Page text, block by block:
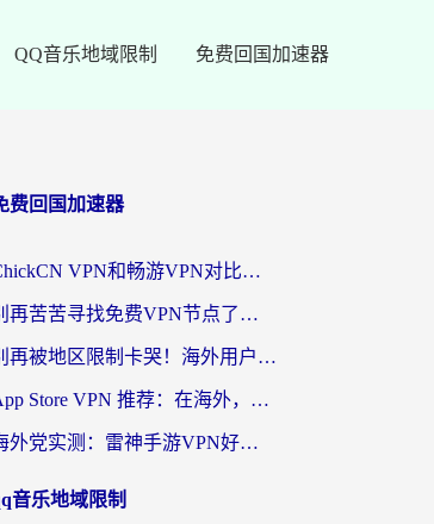
QQ音乐地域限制 免费回国加速器
费回国加速器
ChickCN VPN和畅游VPN对比哪个回国效果更好？海外党必看的回国加速器选择指南
别再苦苦寻找免费VPN节点了，这才是海外访问国内资源的正确姿势
别再被地区限制卡哭！海外用户vpn中国下载全攻略，无缝刷剧办公社交
App Store VPN 推荐：在海外，如何找回那扇回家的“任意门”？
海外党实测：雷神手游VPN好用吗？和闪电VPN对比哪个回国效果更好？附小众工具深度测评
音乐地域限制